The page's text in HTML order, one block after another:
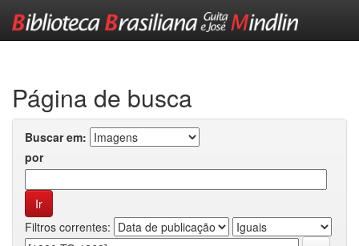
Página de busca
Buscar em:
por
Filtros correntes: